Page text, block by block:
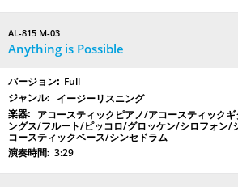
AL-815 M-03
Anything is Possible
Full
イージーリスニング
アコースティックピアノ/アコースティック
ングス/フルート/ピッコロ/グロッケン/シロフォン/
コースティックベース/シンセドラム
3:29